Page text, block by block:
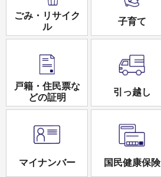
ごみ・リサイク
ル
子育て
戸籍・住民票な
どの証明
引っ越し
マイナンバー 国民健康保険